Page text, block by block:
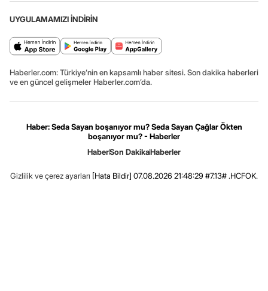
UYGULAMAMIZI İNDİRİN
Haberler.com: Türkiye’nin en kapsamlı haber sitesi. Son dakika haberleri
ve en güncel gelişmeler Haberler.com’da.
Haber: Seda Sayan boşanıyor mu? Seda Sayan Çağlar Ökten
boşanıyor mu? - Haberler
HaberSon DakikaHaberler
Gizlilik ve çerez ayarları [Hata Bildir] 07.08.2026 21:48:29 #7.13# .HCFOK.